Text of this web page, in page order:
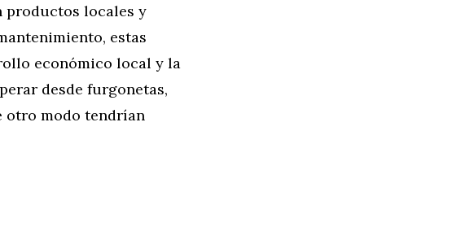
productos locales y
estas
económico local y la
desde furgonetas,
otro modo tendrían